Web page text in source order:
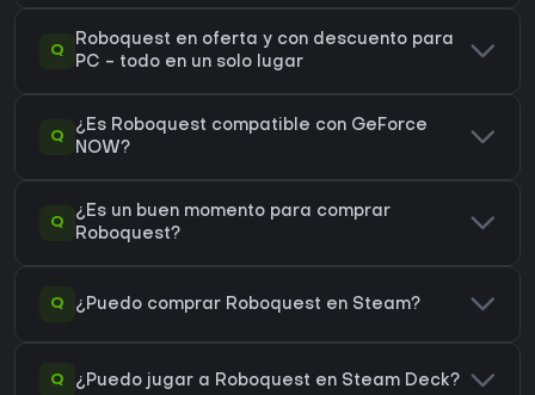
Q
Roboquest en oferta y con descuento para
PC - todo en un solo lugar
Q
¿Es Roboquest compatible con GeForce
NOW?
Q
¿Es un buen momento para comprar
Roboquest?
Q ¿Puedo comprar Roboquest en Steam?
Q ¿Puedo jugar a Roboquest en Steam Deck?